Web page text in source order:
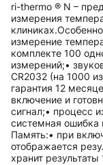
ri-thermo ® N –
измерения
измерение
комплекте 100
измерений;•
CR2032 (на 1000
гарантия 12
включение и
сигнал;• процесс
системная ошибка
Память:• при
отображается
хранит